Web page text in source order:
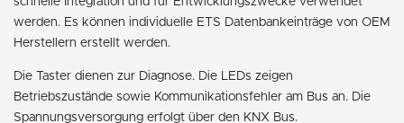
werden. Es können individuelle ETS Datenbankeinträge von OEM
Herstellern erstellt werden.
Die Taster dienen zur Diagnose. Die LEDs zeigen
Betriebszustände sowie Kommunikationsfehler am Bus an. Die
Spannungsversorgung erfolgt über den KNX Bus.